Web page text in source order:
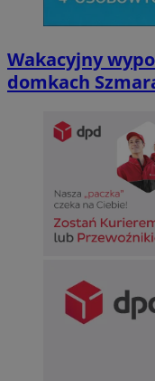
Wakacyjny
domkach